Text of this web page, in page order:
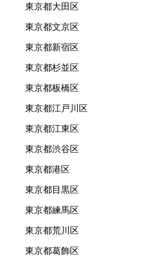
東京都大田区
東京都文京区
東京都新宿区
東京都杉並区
東京都板橋区
東京都江戸川区
東京都江東区
東京都渋谷区
東京都港区
東京都目黒区
東京都練馬区
東京都荒川区
東京都葛飾区